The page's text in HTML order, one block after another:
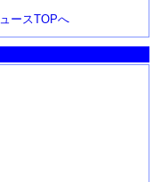
ースTOPへ